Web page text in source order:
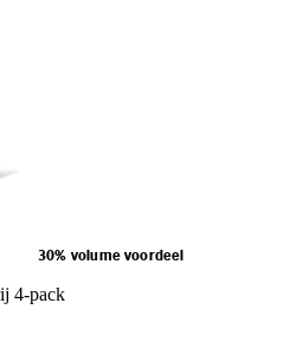
30% volume voordeel
4-pack